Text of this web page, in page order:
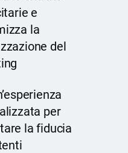
e
la
del
per
la fiducia